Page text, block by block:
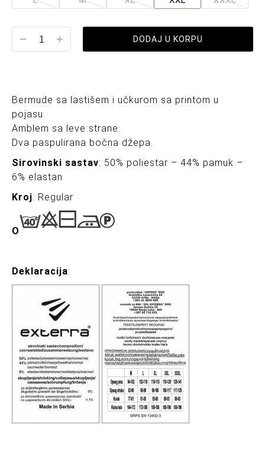
DODAJ U KORPU
Bermude sa lastišem i učkurom sa printom u
pojasu.
Amblem sa leve strane.
Dva paspulirana bočna džepa.
Sirovinski sastav: 50% poliestar – 44% pamuk –
6% elastan
Kroj: Regular
O
Deklaracija: